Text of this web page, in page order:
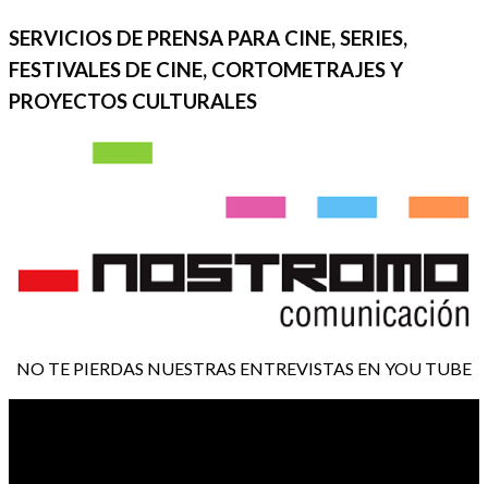
SERVICIOS DE PRENSA PARA CINE, SERIES,
FESTIVALES DE CINE, CORTOMETRAJES Y
PROYECTOS CULTURALES
NO TE PIERDAS NUESTRAS ENTREVISTAS EN YOU TUBE